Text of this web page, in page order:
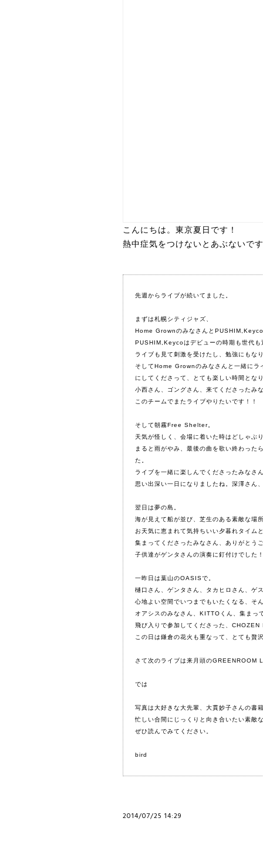
こんにちは。東京夏日です！
熱中症気をつけないとあぶないで
先週からライブが続いてました。
まずは札幌シティジャズ、
Home Grownのみなさんと
PUSHIM,Keycoはデビューの時期も世代も
ライブも見て刺激を受けたし、勉強にもな
そしてHome Grownのみなさんと一緒にラ
にしてくださって、とても楽しい時間とな
小西さん、ゴングさん、来てくださったみ
このチームでまたライブやりたいです！！
そして朝霧Free Shelter。
天気が怪しく、会場に着いた時はどしゃぶ
まると雨がやみ、最後の曲を歌い終わった
た。
ライブを一緒に楽しんでくださったみなさ
思い出深い一日になりましたね。深澤さん
翌日は夢の島。
海が見えて船が並び、芝生のある素敵な場
お天気に恵まれて気持ちいい夕暮れタイム
集まってくださったみなさん、ありがとう
子供達がゲンタさんの演奏に釘付けでした
一昨日は葉山のOASISで。
樋口さん、ゲンタさん、タカヒロさん、ゲ
心地よい空間でいつまでもいたくなる、そ
オアシスのみなさん、KITTOくん、集まっ
飛び入りで参加してくださった、
この日は鎌倉の花火も重なって、とても贅
さて次のライブは来月頭のGREENROOM
では
写真は大好きな大先輩、大貫妙子さんの書
忙しい合間にじっくりと向き合いたい素敵
ぜひ読んでみてください。
bird
2014/07/25 14:29